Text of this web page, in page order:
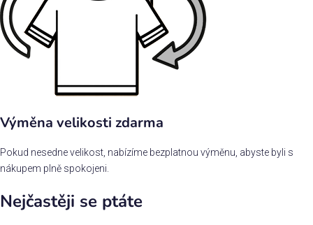
Výměna velikosti zdarma
Pokud nesedne velikost, nabízíme bezplatnou výměnu, abyste byli s
nákupem plně spokojeni.
Nejčastěji se ptáte